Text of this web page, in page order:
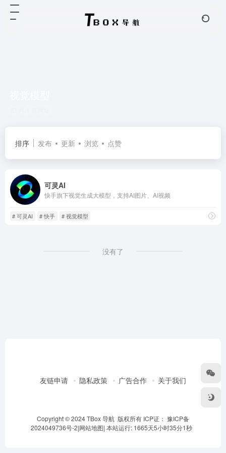
排序 发布 更新 浏览 点赞
可灵AI
快手旗下视觉生成大模型，支持AI图片、AI视频
# 可灵AI # 快手 # 视觉模型
没有了
友链申请 隐私政策 广告合作 关于我们
Copyright © 2024 TBox 导航 版权所有 ICP证： 豫ICP备
2024049736号-2|网站地图| 本站运行: 1665天5小时35分1秒